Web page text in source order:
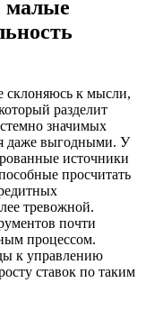
малые
склоняюсь к мысли,
разделит
значимых
даже выгодными. У
источники
просчитать
тревожной.
почти
процессом.
к управлению
ставок по таким